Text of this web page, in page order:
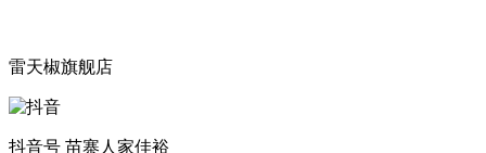
雷天椒旗舰店
抖音号 苗寨人家佳裕